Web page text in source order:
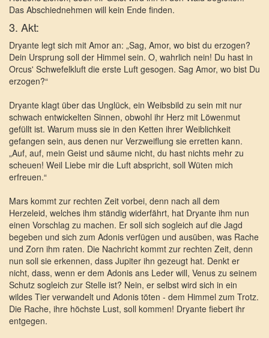
Das Abschiednehmen will kein Ende finden.
3. Akt:
Dryante legt sich mit Amor an: „Sag, Amor, wo bist du erzogen?
Dein Ursprung soll der Himmel sein. O, wahrlich nein! Du hast in
Orcus' Schwefelkluft die erste Luft gesogen. Sag Amor, wo bist Du
erzogen?“
Dryante klagt über das Unglück, ein Weibsbild zu sein mit nur
schwach entwickelten Sinnen, obwohl ihr Herz mit Löwenmut
gefüllt ist. Warum muss sie in den Ketten ihrer Weiblichkeit
gefangen sein, aus denen nur Verzweiflung sie erretten kann.
„Auf, auf, mein Geist und säume nicht, du hast nichts mehr zu
scheuen! Weil Liebe mir die Luft abspricht, soll Wüten mich
erfreuen.“
Mars kommt zur rechten Zeit vorbei, denn nach all dem
Herzeleid, welches ihm ständig widerfährt, hat Dryante ihm nun
einen Vorschlag zu machen. Er soll sich sogleich auf die Jagd
begeben und sich zum Adonis verfügen und ausüben, was Rache
und Zorn ihm raten. Die Nachricht kommt zur rechten Zeit, denn
nun soll sie erkennen, dass Jupiter ihn gezeugt hat. Denkt er
nicht, dass, wenn er dem Adonis ans Leder will, Venus zu seinem
Schutz sogleich zur Stelle ist? Nein, er selbst wird sich in ein
wildes Tier verwandelt und Adonis töten - dem Himmel zum Trotz.
Die Rache, ihre höchste Lust, soll kommen! Dryante fiebert ihr
entgegen.